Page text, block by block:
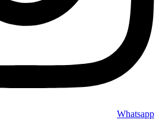
Whatsapp